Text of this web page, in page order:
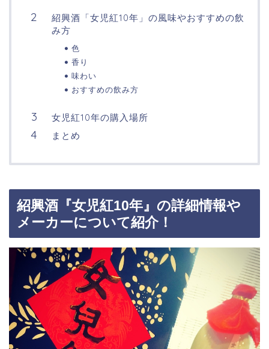
紹興酒「女児紅10年」の風味やおすすめの飲
み方
色
香り
味わい
おすすめの飲み方
女児紅10年の購入場所
まとめ
紹興酒『女児紅10年』の詳細情報や
メーカーについて紹介！